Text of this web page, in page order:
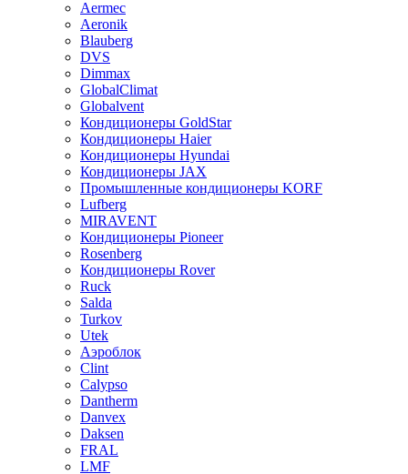
Aermec
Aeronik
Blauberg
DVS
Dimmax
GlobalClimat
Globalvent
Кондиционеры GoldStar
Кондиционеры Haier
Кондиционеры Hyundai
Кондиционеры JAX
Промышленные кондиционеры KORF
Lufberg
MIRAVENT
Кондиционеры Pioneer
Rosenberg
Кондиционеры Rover
Ruck
Salda
Turkov
Utek
Аэроблок
Clint
Calypso
Dantherm
Danvex
Daksen
FRAL
LMF